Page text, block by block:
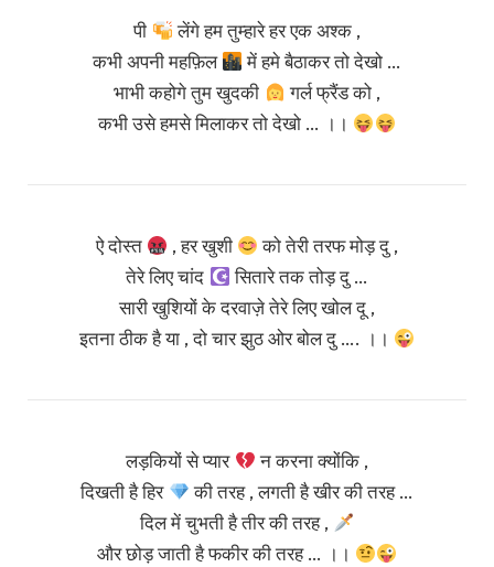
पी
लेंगे हम तुम्हारे हर एक अश्क ,
कभी अपनी महफ़िल
में हमे बैठाकर तो देखो …
भाभी कहोगे तुम खुदकी
गर्ल फ्रैंड को ,
कभी उसे हमसे मिलाकर तो देखो … ।।
ऐ दोस्त , हर खुशी
को तेरी तरफ मोड़ दु ,
तेरे लिए चांद
सितारे तक तोड़ दु …
सारी खुशियों के दरवाज़े तेरे लिए खोल दू ,
इतना ठीक है या , दो चार झुठ ओर बोल दु …. ।।
लड़कियों से प्यार
न करना क्योंकि ,
दिखती है हिर
की तरह , लगती है खीर की तरह …
दिल में चुभती है तीर की तरह ,
और छोड़ जाती है फकीर की तरह … ।।